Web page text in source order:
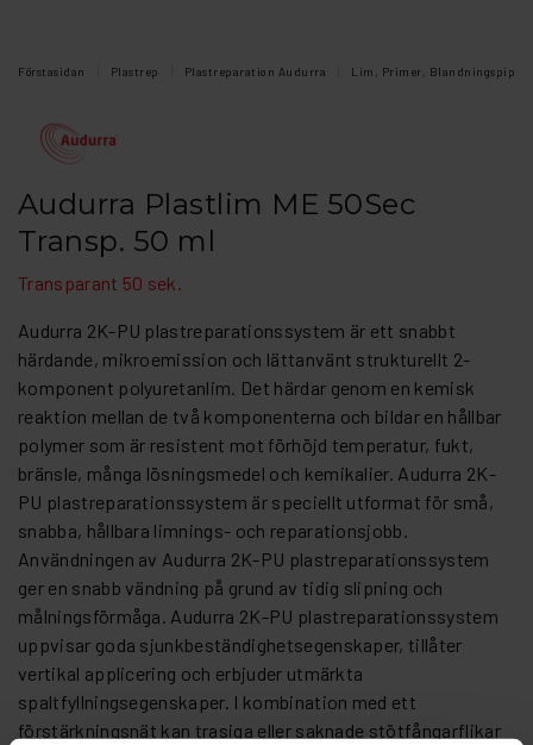
Förstasidan Plastrep Plastreparation Audurra Lim, Primer, Blandningspipar
Audurra Plastlim ME 50Sec
Transp. 50 ml
Transparant 50 sek.
Audurra 2K-PU plastreparationssystem är ett snabbt
härdande, mikroemission och lättanvänt strukturellt 2-
komponent polyuretanlim. Det härdar genom en kemisk
reaktion mellan de två komponenterna och bildar en hållbar
polymer som är resistent mot förhöjd temperatur, fukt,
bränsle, många lösningsmedel och kemikalier. Audurra 2K-
PU plastreparationssystem är speciellt utformat för små,
snabba, hållbara limnings- och reparationsjobb.
Användningen av Audurra 2K-PU plastreparationssystem
ger en snabb vändning på grund av tidig slipning och
målningsförmåga. Audurra 2K-PU plastreparationssystem
uppvisar goda sjunkbeständighetsegenskaper, tillåter
vertikal applicering och erbjuder utmärkta
spaltfyllningsegenskaper. I kombination med ett
förstärkningsnät kan trasiga eller saknade stötfångarflikar